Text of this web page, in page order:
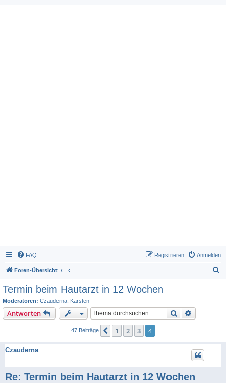
FAQ Anmelden
Registrieren
Foren-Übersicht
Termin beim Hautarzt in 12 Wochen
Moderatoren: Czauderna Karsten
Antworten Suche
47 Beiträge Vorherige
1 2 3 4
Czauderna
Re: Termin beim Hautarzt in 12 Wochen